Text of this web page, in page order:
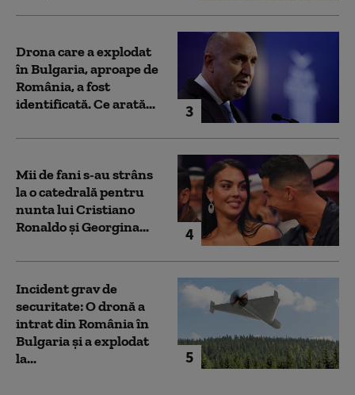
3
Drona care a explodat
în Bulgaria, aproape de
România, a fost
identificată. Ce arată...
4
Mii de fani s-au strâns
la o catedrală pentru
nunta lui Cristiano
Ronaldo şi Georgina...
5
Incident grav de
securitate: O dronă a
intrat din România în
Bulgaria şi a explodat
la...